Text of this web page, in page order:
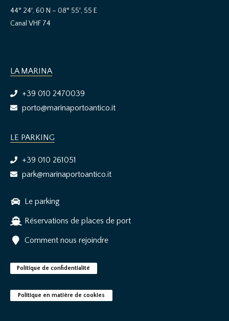
44° 24′, 60 N – 08° 55′, 55 E
Canal VHF 74
LA MARINA
+39 010 2470039
porto@marinaportoantico.it
LE PARKING
+39 010 261051
park@marinaportoantico.it
Le parking
Réservations de places de port
Comment nous rejoindre
Politique de confidentialité
Politique en matière de cookies